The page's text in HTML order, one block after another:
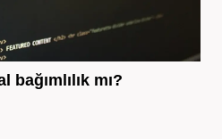
bağımlılık mı?